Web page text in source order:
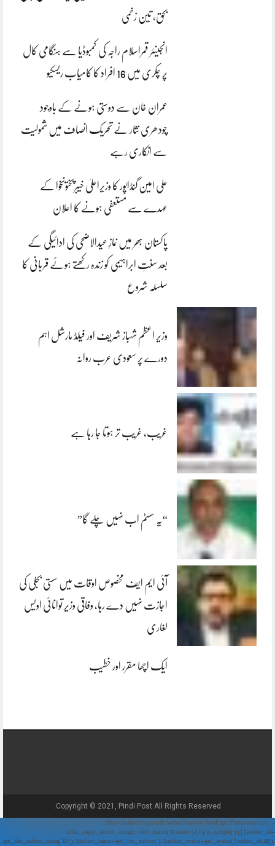
بحق، تین زخمی
انجینئر قمراسلام راجہ کی کمبوڈیا سے ہنگامی کال
پر چکری میں 16 افراد کا کامیاب ریسکیو
عمران خان سے دوستی ہونے کے باوجود
چودھری نثار نے تحریک انصاف میں شمولیت
سے انکاری رہے
علی امین گنڈاپور کا وزیراعلیٰ خیبرپختونخوا کے
عہدے سے مستعفی ہونے کا اعلان
پاکستان بھر میں نمازِ عیدالاضحی کی ادائیگی کے
بعد سنتِ ابراہیمی کو زندہ رکھتے ہوئے قربانی کا
سلسلہ شروع
وزیر اعظم شہباز شریف اور فیلڈ مارشل اہم
دورے پر سعودی عرب روانہ
غریب، غریب تر ہوتا جا رہا ہے
“یہ سسٹم اب نہیں چلے گا”
آئی ایم ایف مخصوص اوقات میں سستی بجلی کی
اجازت نہیں دے رہا، وفاقی وزیر توانائی اویس
لغاری
ایک اچھا مقرر اور خطیب
Copyright © 2021, Pindi Post All Rights Reserved.
// Show Author Image with Author Name in UrduPaper Theme function
urdu_paper_author_image_with_name($content) { if (is_single()) { $author_id =
get_the_author_meta('ID'); $author_name = get_the_author(); $author_avatar = get_avatar($author_id, 48);